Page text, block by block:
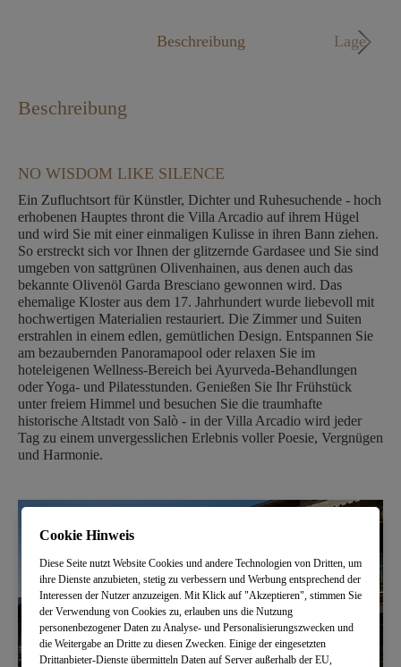
Beschreibung Lage
Beschreibung
NO WISDOM LIKE SILENCE
Ein Zufluchtsort für Künstler, Dichter und Ruhesuchende - hoch
erhobenen Hauptes thront die Villa Arcadio auf ihrem Hügel
und wird Sie mit einer einmaligen Kulisse in ihren Bann ziehen.
So erstreckt sich vor Ihnen der glitzernde Gardasee und Sie sind
umgeben von sattgrünen Olivenhainen, aus denen auch das
bekannte Olivenöl Garda Bresciano gewonnen wird. Das
ehemalige Kloster aus dem 17. Jahrhundert wurde liebevoll mit
hochwertigen Materialien restauriert. Die Zimmer und Suiten
erstrahlen in einem edlen, gemütlichen Design. Entspannen Sie
am bezaubernden Panoramapool oder relaxen Sie im
hoteleigenen Wellness-Bereich bei Ayurveda-Behandlungen
oder Yoga- und Pilatesstunden. Genießen Sie Ihr Frühstück
unter freiem Himmel und besuchen Sie die traumhafte
historische Altstadt von Salò - in der Villa Arcadio wird jeder
Tag zu einem unvergesslichen Erlebnis voller Poesie, Vergnügen
und Harmonie.
Cookie Hinweis
Diese Seite nutzt Website Cookies und andere Technologien von Dritten, um
ihre Dienste anzubieten, stetig zu verbessern und Werbung entsprechend der
Interessen der Nutzer anzuzeigen. Mit Klick auf "Akzeptieren", stimmen Sie
der Verwendung von Cookies zu, erlauben uns die Nutzung
personenbezogener Daten zu Analyse- und Personalisierungszwecken und
die Weitergabe an Dritte zu diesen Zwecken. Einige der eingesetzten
Drittanbieter-Dienste übermitteln Daten auf Server außerhalb der EU,